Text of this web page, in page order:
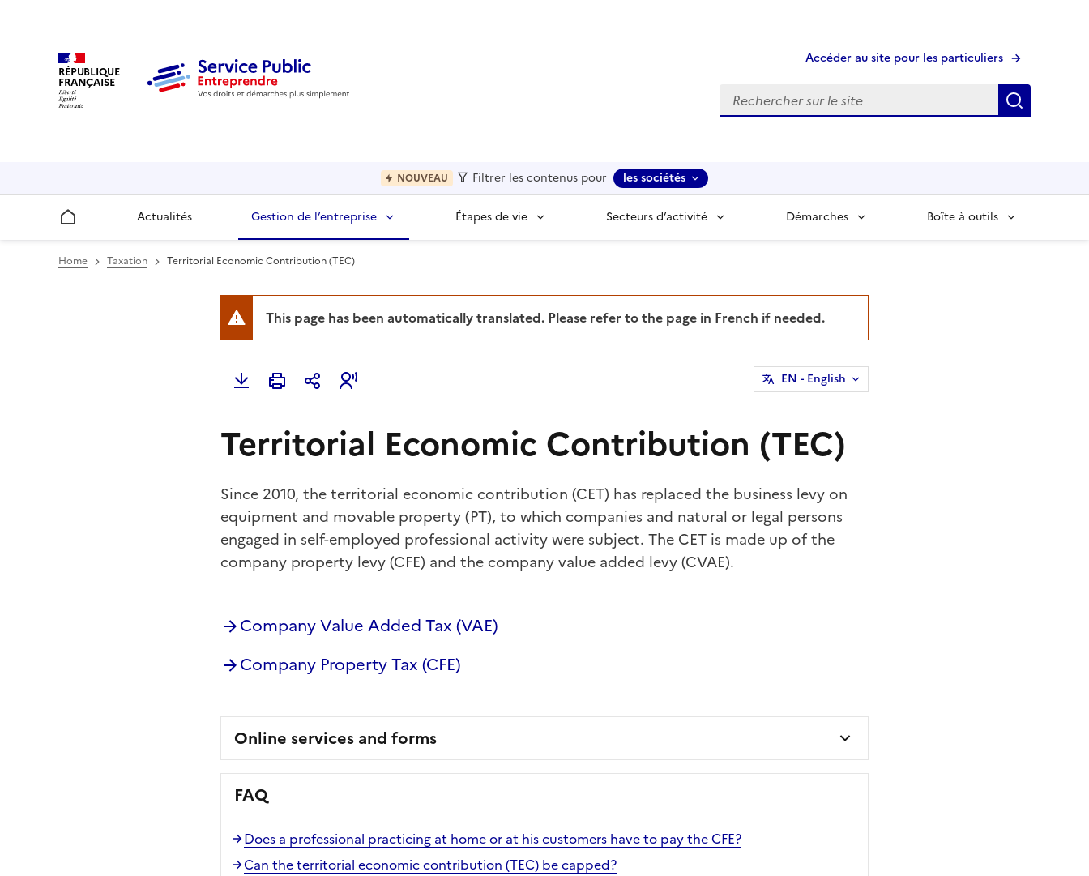
RÉPUBLIQUE
FRANÇAISE
Accéder au site pour les particuliers
Recherche
NOUVEAU Filtrer les contenus pour les sociétés
Accueil Actualités Gestion de l’entreprise Étapes de vie Secteurs d’activité Démarches Boîte à outils
Home Taxation Territorial Economic Contribution (TEC)
This page has been automatically translated. Please refer to the page in French if needed.
EN - English
Territorial Economic Contribution (TEC)
Since 2010, the territorial economic contribution (CET) has replaced the business levy on
equipment and movable property (PT), to which companies and natural or legal persons
engaged in self-employed professional activity were subject. The CET is made up of the
company property levy (CFE) and the company value added levy (CVAE).
Company Value Added Tax (VAE)
Company Property Tax (CFE)
Online services and forms
FAQ
Does a professional practicing at home or at his customers have to pay the CFE?
Can the territorial economic contribution (TEC) be capped?